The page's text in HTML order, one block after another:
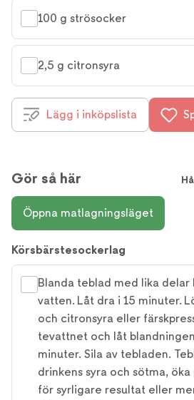
100 g strösocker
2,5 g citronsyra
Lägg i inköpslista
Gör så här
Öppna matlagningsläget
Körsbärstesockerlag
Blanda teblad med lika
vatten. Låt dra i 15 minuter.
och citronsyra eller
tevattnet och låt
minuter. Sila av tebladen.
drinkens syra och sötma,
för syrligare resultat eller